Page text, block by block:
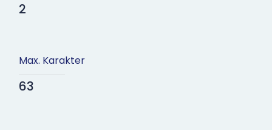
2
Max. Karakter
63